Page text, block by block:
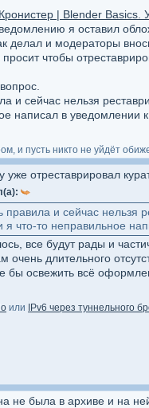
| Blender Basics.
я оставил
делал и модераторы
чтобы
и сейчас нельзя
написал в уведомлении
и пусть никто не уйдёт
уже отреставрировал
правила и сейчас нельзя
я что-то неправильное
все будут рады и
очень длительного
бы освежить всё
или IPv6 через туннельного
не была в архиве и на